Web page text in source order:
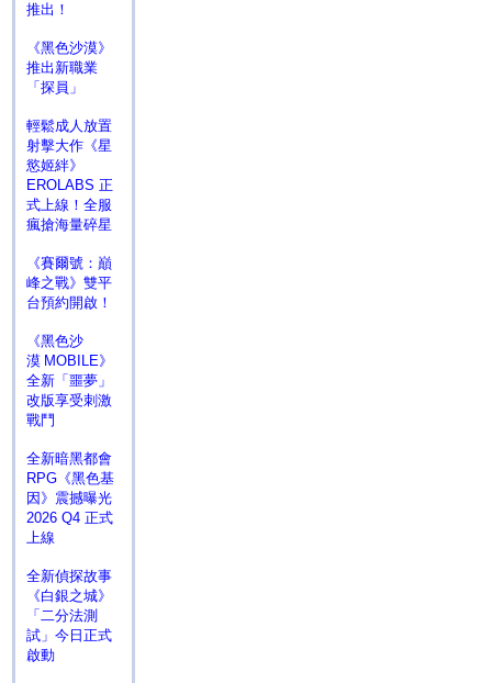
推出！
《黑色沙漠》
推出新職業
「探員」
輕鬆成人放置
射擊大作《星
慾姬絆》
EROLABS 正
式上線！全服
瘋搶海量碎星
《賽爾號：巔
峰之戰》雙平
台預約開啟！
《黑色沙
漠 MOBILE》
全新「噩夢」
改版享受刺激
戰鬥
全新暗黑都會
RPG《黑色基
因》震撼曝光
2026 Q4 正式
上線
全新偵探故事
《白銀之城》
「二分法測
試」今日正式
啟動